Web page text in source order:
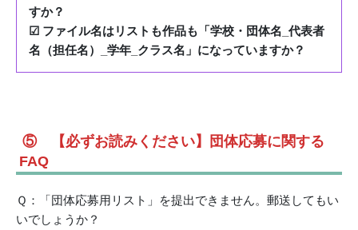
すか？
☑ ファイル名はリストも作品も「学校・団体名_代表者
名（担任名）_学年_クラス名」になっていますか？
⑤ 【必ずお読みください】団体応募に関する
FAQ
Ｑ：「団体応募用リスト」を提出できません。郵送してもい
いでしょうか？